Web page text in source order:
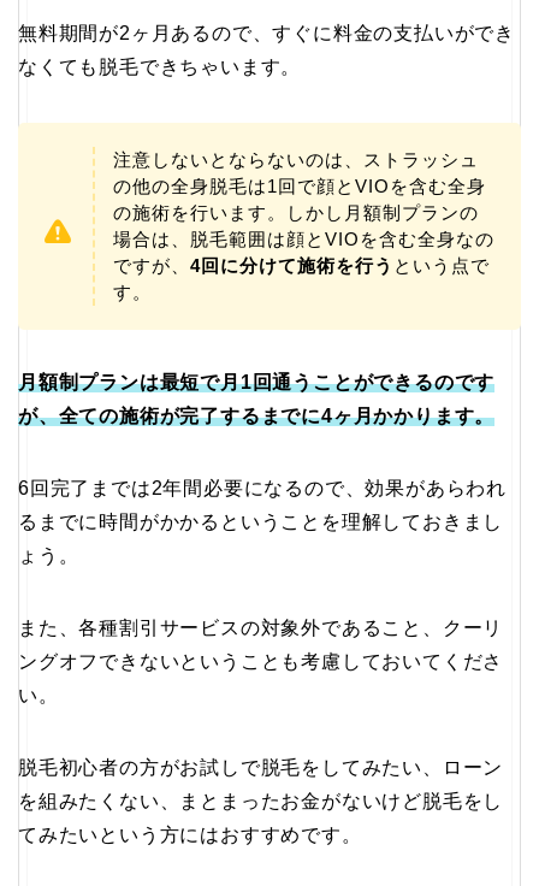
無料期間が2ヶ月あるので、すぐに料金の支払いができ
なくても脱毛できちゃいます。
注意しないとならないのは、ストラッシュ
の他の全身脱毛は1回で顔とVIOを含む全身
の施術を行います。しかし月額制プランの
場合は、脱毛範囲は顔とVIOを含む全身なの
ですが、 4回に分けて施術を行う という点で
す。
月額制プランは最短で月1回通うことができるのです
が、全ての施術が完了するまでに4ヶ月かかります。
6回完了までは2年間必要になるので、効果があらわれ
るまでに時間がかかるということを理解しておきまし
ょう。
また、各種割引サービスの対象外であること、クーリ
ングオフできないということも考慮しておいてくださ
い。
脱毛初心者の方がお試しで脱毛をしてみたい、ローン
を組みたくない、まとまったお金がないけど脱毛をし
てみたいという方にはおすすめです。